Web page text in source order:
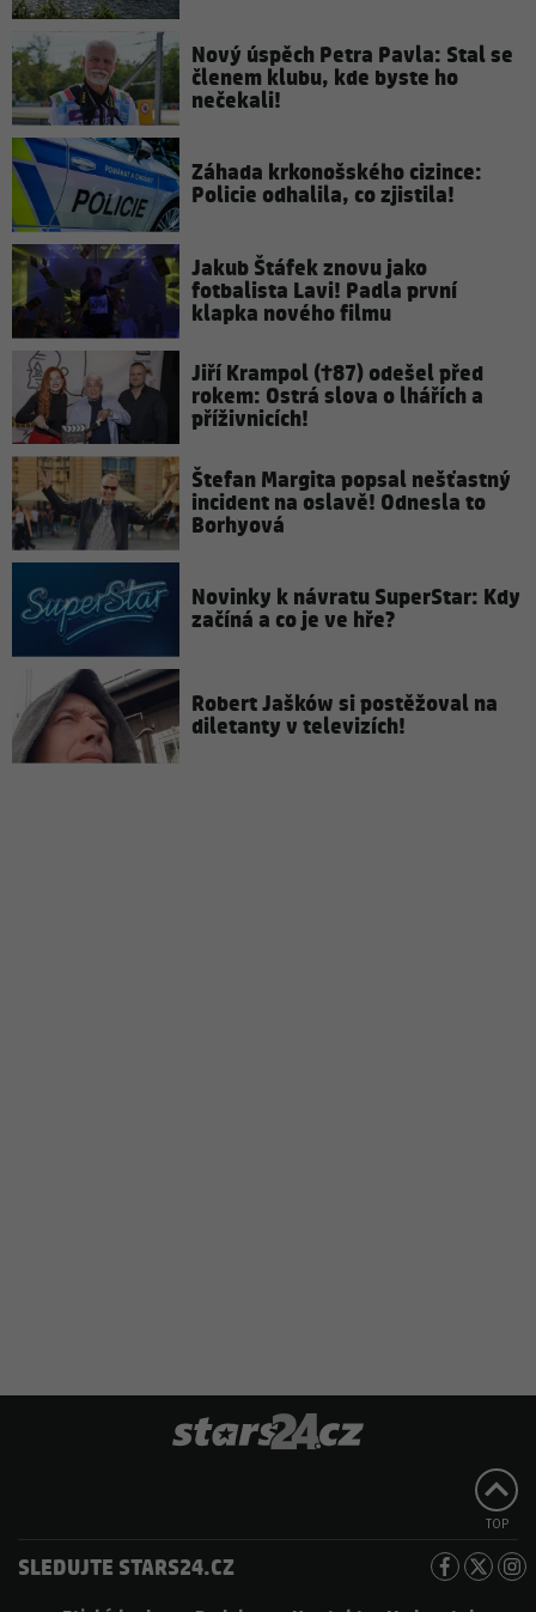
Nový úspěch Petra Pavla: Stal se
členem klubu, kde byste ho
nečekali!
Záhada krkonošského cizince:
Policie odhalila, co zjistila!
Jakub Štáfek znovu jako
fotbalista Lavi! Padla první
klapka nového filmu
Jiří Krampol (†87) odešel před
rokem: Ostrá slova o lhářích a
příživnicích!
Štefan Margita popsal nešťastný
incident na oslavě! Odnesla to
Borhyová
Novinky k návratu SuperStar: Kdy
začíná a co je ve hře?
Robert Jašków si postěžoval na
diletanty v televizích!
TOP
SLEDUJTE STARS24.CZ